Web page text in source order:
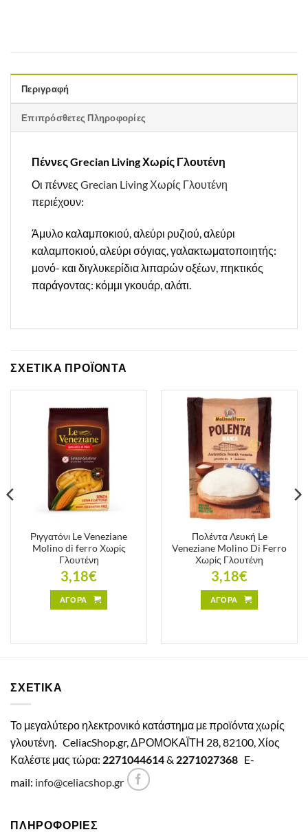
Περιγραφή
Επιπρόσθετες Πληροφορίες
Πέννες Grecian Living Χωρίς Γλουτένη
Οι πέννες Grecian Living Χωρίς Γλουτένη
περιέχουν:
Άμυλο καλαμποκιού, αλεύρι ρυζιού, αλεύρι
καλαμποκιού, αλεύρι σόγιας, γαλακτωματοποιητής:
μονό- και διγλυκερίδια λιπαρών οξέων, πηκτικός
παράγοντας: κόμμι γκουάρ, αλάτι.
ΣΧΕΤΙΚΑ ΠΡΟΪΟΝΤΑ
Ριγγατόνι Le Veneziane
Molino di ferro Χωρίς
Γλουτένη
3,18€
ΑΓΟΡΑ
Πολέντα Λευκή Le
Veneziane Molino Di Ferro
Χωρίς Γλουτένη
3,18€
ΑΓΟΡΑ
ΣΧΕΤΙΚΑ
Το μεγαλύτερο ηλεκτρονικό κατάστημα με προϊόντα χωρίς
γλουτένη. CeliacShop.gr, ΔΡΟΜΟΚΑΪΤΗ 28, 82100, Χίος
Καλέστε μας τώρα: 2271044614& 2271027368 E-
mail: info@celiacshop.gr
ΠΛΗΡΟΦΟΡΙΕΣ